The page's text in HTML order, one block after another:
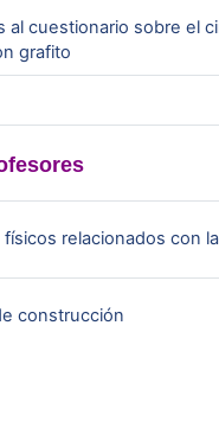
í
d
e
al cuestionario sobre el
grafito
relacionados con
construcción